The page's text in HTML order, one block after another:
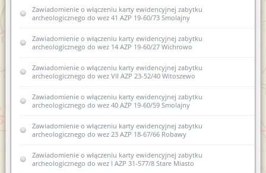
zabytku archeologicznego lądowego do Wojewódzkiej
ewidencji zabytków 13 AZP 18-61/36 Stryjkowo
zabytku archeologicznego lądowego do Wojewódzkiej
ewidencji zabytków 10 AZP 27-74/11 Nowe Guty
Zawiadomienie o włączeniu kart ewidencyjnych zabytków
archeologicznych lądowych do wojewódzkiej ewidencji
zabytków w miejscowości Stryjkowo gm. Lidzbark Warmiński
Zawiadomienie o włączeniu karty ewidencyjne zabytku
archeologicznego lądowego do wojewódzkiej ewidencji
zabytków archeologicznych 10 AZP 27-74/11 Nowe Guty
Zawiadomienie o włączeniu kart ewidencyjnych zabytków
archeologicznych lądowych do wojewódzkiej ewidencji
zabytków w miejscowości Stryjkowo
Zawiadomienie o zamiarze włączenia do karty ewidencyjnej
zabytku archeologicznego lądowego do wojewódzkiej
ewidencji zabytków18 AZP 27-66/32 Stare Kiejkuty
Zawiadomienie o włączeniu karty ewidencyjnej zabytku
archeologicznego do wez 41 AZP 19-60/73 Smolajny
Zawiadomienie o włączeniu karty ewidencyjnej zabytku
archeologicznego do wez 14 AZP 19-60/27 Wichrowo
Zawiadomienie o włączeniu karty ewidencyjnej zabytku
archeologicznego do wez VII AZP 23-52/40 Witoszewo
Zawiadomienie o włączeniu karty ewidencyjnej zabytku
archeologicznego do wez 40 AZP 19-60/59 Smolajny
Zawiadomienie o włączeniu karty ewidencyjnej zabytku
archeologicznego do wez 23 AZP 18-67/66 Robawy
Zawiadomienie o włączeniu karty ewidencyjnej zabytku
archeologicznego do wez I AZP 31-577/8 Stare Miasto